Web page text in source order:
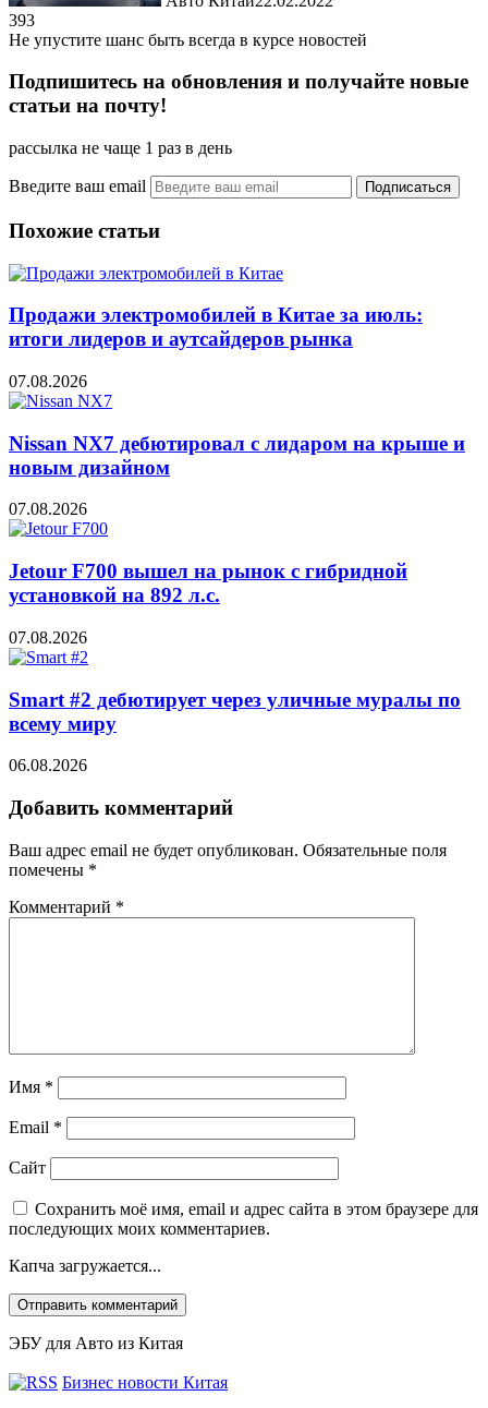
393
Не упустите шанс быть всегда в курсе новостей
Подпишитесь на обновления и получайте новые
статьи на почту!
рассылка не чаще 1 раз в день
Введите ваш email
Похожие статьи
Продажи электромобилей в Китае за июль:
итоги лидеров и аутсайдеров рынка
07.08.2026
Nissan NX7 дебютировал с лидаром на крыше и
новым дизайном
07.08.2026
Jetour F700 вышел на рынок с гибридной
установкой на 892 л.с.
07.08.2026
Smart #2 дебютирует через уличные муралы по
всему миру
06.08.2026
Добавить комментарий
Ваш адрес email не будет опубликован. Обязательные поля
помечены *
Комментарий *
Имя *
Email *
Сайт
Сохранить моё имя, email и адрес сайта в этом браузере для
последующих моих комментариев.
Капча загружается...
ЭБУ для Авто из Китая
Бизнес новости Китая